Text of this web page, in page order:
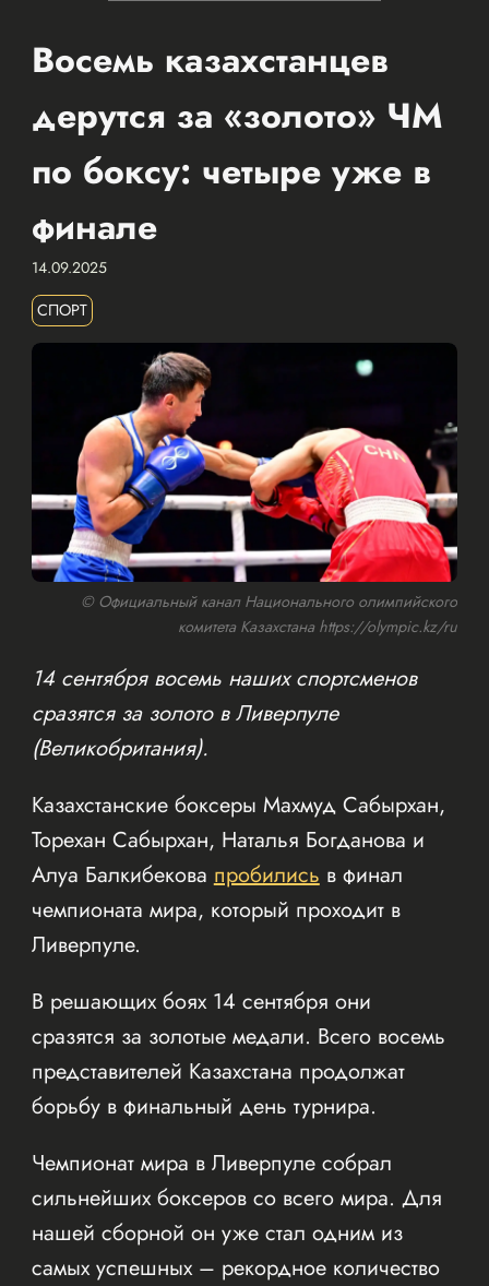
Восемь казахстанцев
дерутся за «золото» ЧМ
по боксу: четыре уже в
финале
14.09.2025
СПОРТ
© Официальный канал Национального олимпийского
комитета Казахстана https://olympic.kz/ru
14 сентября восемь наших спортсменов
сразятся за золото в Ливерпуле
(Великобритания).
Казахстанские боксеры Махмуд Сабырхан,
Торехан Сабырхан, Наталья Богданова и
Алуа Балкибековапробилисьв финал
чемпионата мира, который проходит в
Ливерпуле.
В решающих боях 14 сентября они
сразятся за золотые медали. Всего восемь
представителей Казахстана продолжат
борьбу в финальный день турнира.
Чемпионат мира в Ливерпуле собрал
сильнейших боксеров со всего мира. Для
нашей сборной он уже стал одним из
самых успешных – рекордное количество